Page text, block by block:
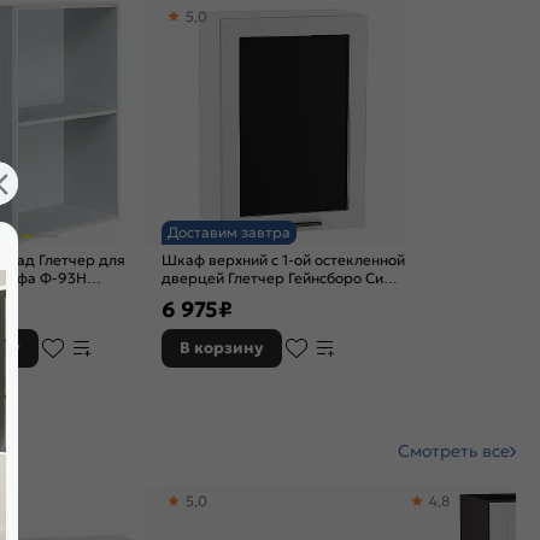
Глетчер для
Ф-93Н
Доставим завтра
Шкаф верхний с 1-ой остекленной
дверцей Глетчер Гейнсборо Силк
5,0
6 975₽
В корзину
Смотреть все
5,0 4,8